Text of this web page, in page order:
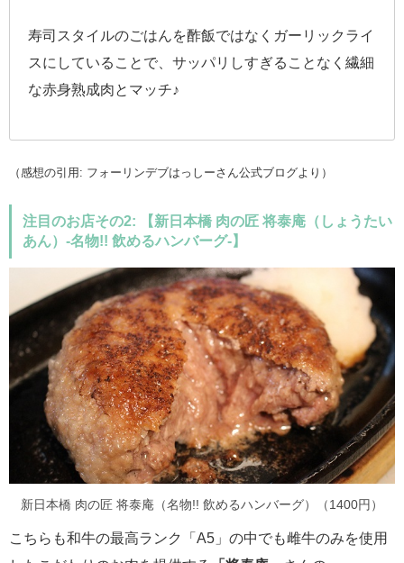
寿司スタイルのごはんを酢飯ではなくガーリックライ
スにしていることで、サッパリしすぎることなく繊細
な赤身熟成肉とマッチ♪
（感想の引用: フォーリンデブはっしーさん公式ブログより）
注目のお店その2: 【新日本橋 肉の匠 将泰庵（しょうたい
あん）-名物!! 飲めるハンバーグ-】
新日本橋 肉の匠 将泰庵（名物!! 飲めるハンバーグ）（1400円）
こちらも和牛の最高ランク「A5」の中でも雌牛のみを使用